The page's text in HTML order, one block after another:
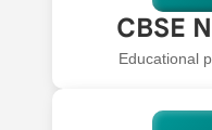
CBSE
Educational